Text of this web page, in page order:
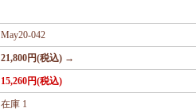
May20-042
21,800円(税込) →
15,260円(税込)
在庫 1